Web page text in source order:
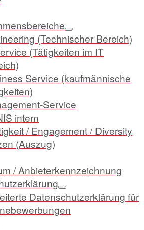
(Technischer Bereich)
(Tätigkeiten im IT
Service (kaufmännische
Service
intern
/ Engagement / Diversity
(Auszug)
/ Anbieterkennzeichnung
Datenschutzerklärung für